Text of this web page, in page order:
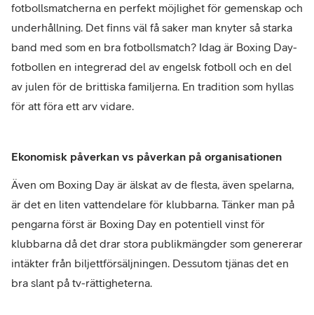
fotbollsmatcherna en perfekt möjlighet för gemenskap och
underhållning. Det finns väl få saker man knyter så starka
band med som en bra fotbollsmatch? Idag är Boxing Day-
fotbollen en integrerad del av engelsk fotboll och en del
av julen för de brittiska familjerna. En tradition som hyllas
för att föra ett arv vidare.
Ekonomisk påverkan vs påverkan på organisationen
Även om Boxing Day är älskat av de flesta, även spelarna,
är det en liten vattendelare för klubbarna. Tänker man på
pengarna först är Boxing Day en potentiell vinst för
klubbarna då det drar stora publikmängder som genererar
intäkter från biljettförsäljningen. Dessutom tjänas det en
bra slant på tv-rättigheterna.